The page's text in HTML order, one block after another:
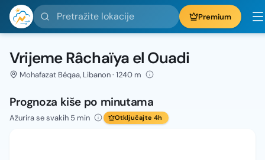
Pretražite lokacije Premium
Vrijeme Râchaïya el Ouadi
Mohafazat Béqaa, Libanon · 1240 m
Prognoza kiše po minutama
Ažurira se svakih 5 min Otključajte 4h